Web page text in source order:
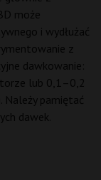
może
i wydłużać
z
dawkowanie:
lub 0,1–0,2
Należy pamiętać
dawek.